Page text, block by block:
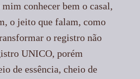
conhecer bem o casal,
o jeito que falam, como
o registro não
UNICO, porém
de essência, cheio de